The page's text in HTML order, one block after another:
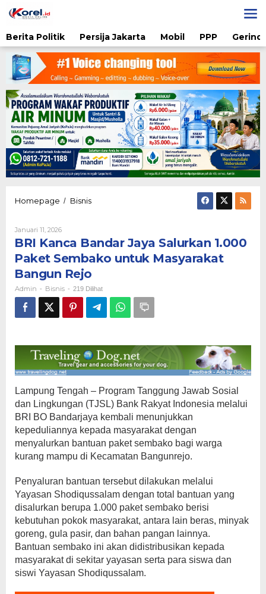
ke
Berita Politik
Persija Jakarta Mobil PPP
Homepage / BisnisBRI
Salurkan
1.000
Paket
Sembako
untuk
Masyarakat
Bangun
Rejo
Januari 11, 2026Oleh
BRI Kanca Bandar Jaya Salurkan 1.000
Paket Sembako untuk Masyarakat
Bangun Rejo
Admin - Bisnis - 219 Dilihat
Lampung Tengah – Program Tanggung Jawab Sosial
dan Lingkungan (TJSL) Bank Rakyat Indonesia melalui
BRI BO Bandarjaya kembali menunjukkan
kepeduliannya kepada masyarakat dengan
menyalurkan bantuan paket sembako bagi warga
kurang mampu di Kecamatan Bangunrejo.
Penyaluran bantuan tersebut dilakukan melalui
Yayasan Shodiqussalam dengan total bantuan yang
disalurkan berupa 1.000 paket sembako berisi
kebutuhan pokok masyarakat, antara lain beras, minyak
goreng, gula pasir, dan bahan pangan lainnya.
Bantuan sembako ini akan didistribusikan kepada
masyarakat di sekitar yayasan serta para siswa dan
siswi Yayasan Shodiqussalam.